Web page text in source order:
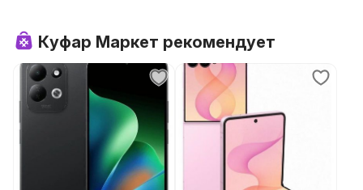
Куфар Маркет рекомендует